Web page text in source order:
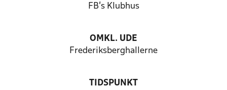
FB's Klubhus
OMKL. UDE
Frederiksberghallerne
TIDSPUNKT